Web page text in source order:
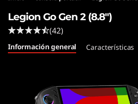
Legion Go Gen 2 (8.8″)
(42)
Información general Características